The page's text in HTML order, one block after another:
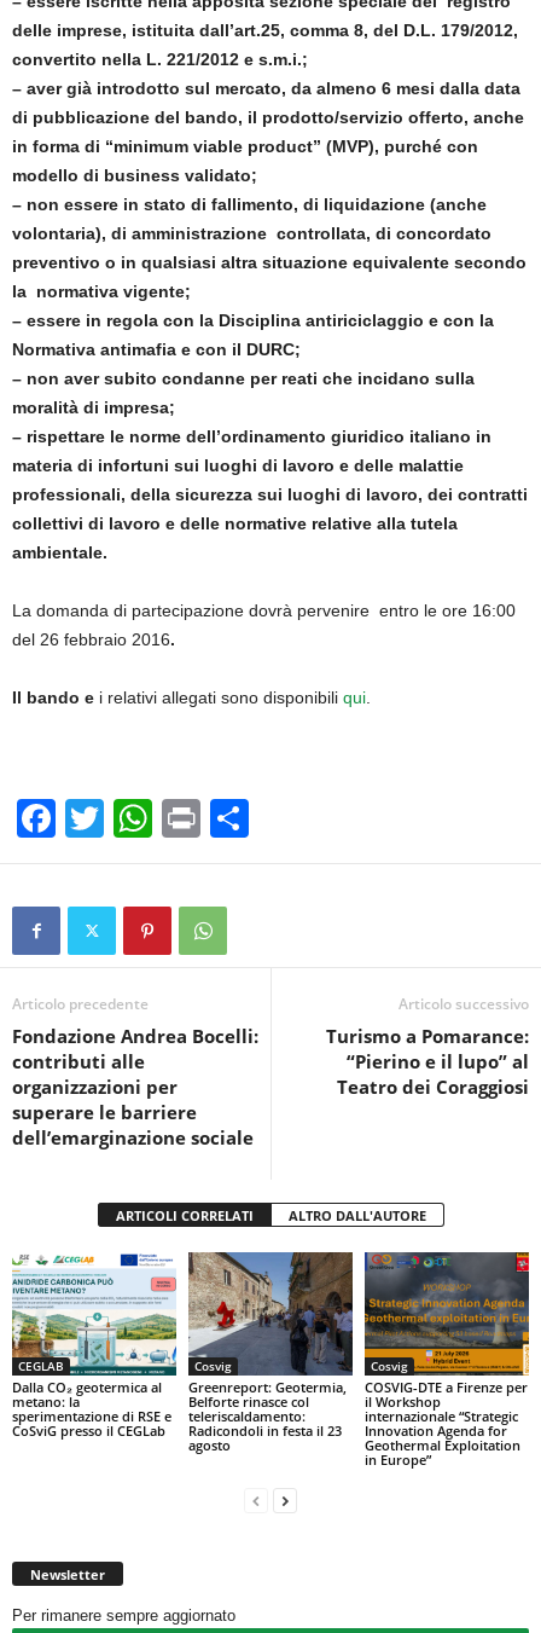
delle imprese, istituita dall’art.25, comma 8, del D.L. 179/2012,
convertito nella L. 221/2012 e s.m.i.;
– aver già introdotto sul mercato, da almeno 6 mesi dalla data
di pubblicazione del bando, il prodotto/servizio offerto, anche
in forma di “minimum viable product” (MVP), purché con
modello di business validato;
– non essere in stato di fallimento, di liquidazione (anche
volontaria), di amministrazione controllata, di concordato
preventivo o in qualsiasi altra situazione equivalente secondo
la normativa vigente;
– essere in regola con la Disciplina antiriciclaggio e con la
Normativa antimafia e con il DURC;
– non aver subito condanne per reati che incidano sulla
moralità di impresa;
– rispettare le norme dell’ordinamento giuridico italiano in
materia di infortuni sui luoghi di lavoro e delle malattie
professionali, della sicurezza sui luoghi di lavoro, dei contratti
collettivi di lavoro e delle normative relative alla tutela
ambientale.
La domanda di partecipazione dovrà pervenire entro le ore 16:00
del 26 febbraio 2016.
Il bando e i relativi allegati sono disponibili qui
F
a
c
b
o
o
k
T
wi
tt
W
h
at
s
A
p
Pr
in
t
o
vi
Articolo precedente
Fondazione Andrea Bocelli:
contributi alle
organizzazioni per
superare le barriere
dell’emarginazione sociale
Articolo successivo
Turismo a Pomarance:
“Pierino e il lupo” al
Teatro dei Coraggiosi
ARTICOLI CORRELATI ALTRO DALL'AUTORE
CEGLAB
Dalla CO₂ geotermica al
metano: la
sperimentazione di RSE e
CoSviG presso il CEGLab
Cosvig
Greenreport: Geotermia,
Belforte rinasce col
teleriscaldamento:
Radicondoli in festa il 23
agosto
Cosvig
COSVIG-DTE a Firenze per
il Workshop
internazionale “Strategic
Innovation Agenda for
Geothermal Exploitation
in Europe”
Newsletter
Per rimanere sempre aggiornato